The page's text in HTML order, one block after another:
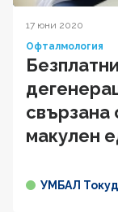
17 юни 2020
Офталмология
свързана
макулен
УМБАЛ